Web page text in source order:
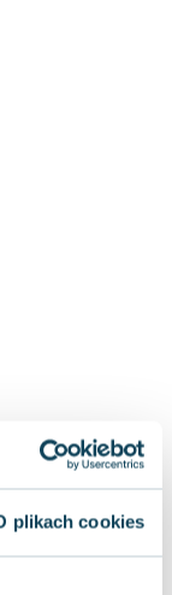
plikach cookies